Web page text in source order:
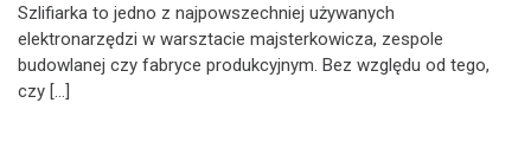
Szlifiarka to jedno z najpowszechniej używanych
elektronarzędzi w warsztacie majsterkowicza, zespole
budowlanej czy fabryce produkcyjnym. Bez względu od tego,
czy […]